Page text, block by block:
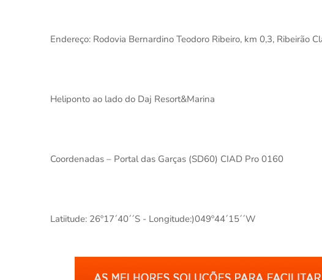
Endereço: Rodovia Bernardino Teodoro Ribeiro, km 0,3, Ribeirão
Heliponto ao lado do Daj Resort&Marina
Coordenadas – Portal das Garças (SD60) CIAD Pro 0160
Latiitude: 26º17´40´´S - Longitude:)049º44´15´´W